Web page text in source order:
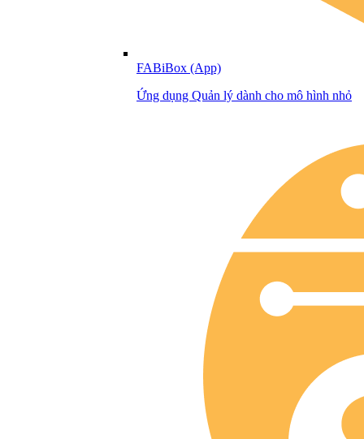
FABiBox (App)
Ứng dụng Quản lý dành cho mô hình nhỏ